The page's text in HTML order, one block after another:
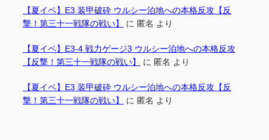
【夏イベ】E3 装甲破砕 ウルシー泊地への本格反攻【反
撃！第三十一戦隊の戦い】
に 匿名 より
【夏イベ】E3-4 戦力ゲージ3 ウルシー泊地への本格反攻
【反撃！第三十一戦隊の戦い】
に 匿名 より
【夏イベ】E3 装甲破砕 ウルシー泊地への本格反攻【反
撃！第三十一戦隊の戦い】
に 匿名 より